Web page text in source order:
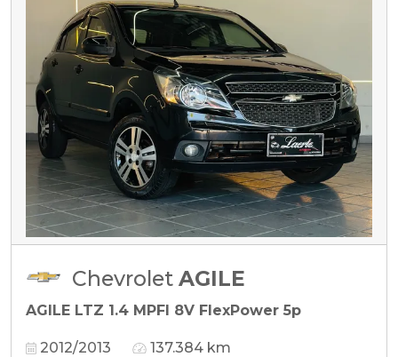
Chevrolet AGILE
AGILE LTZ 1.4 MPFI 8V FlexPower 5p
2012/2013 137.384 km